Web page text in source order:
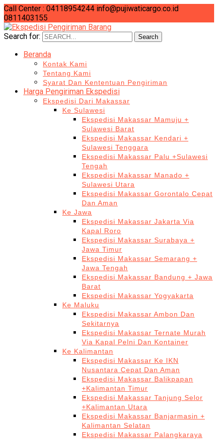
Call Center : 04118954244 info@pujiwaticargo.co.id
0811403155
Search for:
Search
Beranda
Kontak Kami
Tentang Kami
Syarat Dan Kententuan Pengiriman
Harga Pengiriman Ekspedisi
Ekspedisi Dari Makassar
Ke Sulawesi
Ekspedisi Makassar Mamuju +
Sulawesi Barat
Ekspedisi Makassar Kendari +
Sulawesi Tenggara
Ekspedisi Makassar Palu +Sulawesi
Tengah
Ekspedisi Makassar Manado +
Sulawesi Utara
Ekspedisi Makassar Gorontalo Cepat
Dan Aman
Ke Jawa
Ekspedisi Makassar Jakarta Via
Kapal Roro
Ekspedisi Makassar Surabaya +
Jawa Timur
Ekspedisi Makassar Semarang +
Jawa Tengah
Ekspedisi Makassar Bandung + Jawa
Barat
Ekspedisi Makassar Yogyakarta
Ke Maluku
Ekspedisi Makassar Ambon Dan
Sekitarnya
Ekspedisi Makassar Ternate Murah
Via Kapal Pelni Dan Kontainer
Ke Kalimantan
Ekspedisi Makassar Ke IKN
Nusantara Cepat Dan Aman
Ekspedisi Makassar Balikpapan
+Kalimantan Timur
Ekspedisi Makassar Tanjung Selor
+Kalimantan Utara
Ekspedisi Makassar Banjarmasin +
Kalimantan Selatan
Ekspedisi Makassar Palangkaraya